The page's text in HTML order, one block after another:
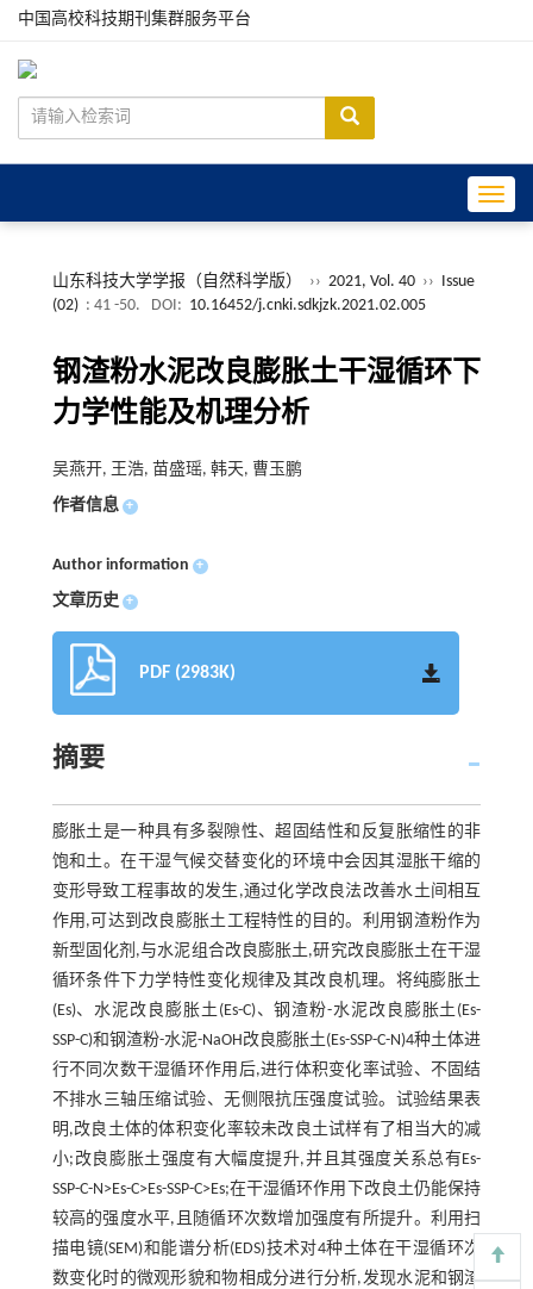
中国高校科技期刊集群服务平台
山东科技大学学报（自然科学版） ›› 2021, Vol. 40 ›› Issue
(02) : 41 -50. DOI: 10.16452/j.cnki.sdkjzk.2021.02.005
钢渣粉水泥改良膨胀土干湿循环下
力学性能及机理分析
吴燕开, 王浩, 苗盛瑶, 韩天, 曹玉鹏
作者信息 +
Author information +
文章历史 +
PDF (2983K)
摘要
膨胀土是一种具有多裂隙性、超固结性和反复胀缩性的非
饱和土。在干湿气候交替变化的环境中会因其湿胀干缩的
变形导致工程事故的发生,通过化学改良法改善水土间相互
作用,可达到改良膨胀土工程特性的目的。利用钢渣粉作为
新型固化剂,与水泥组合改良膨胀土,研究改良膨胀土在干湿
循环条件下力学特性变化规律及其改良机理。将纯膨胀土
(Es)、水泥改良膨胀土(Es-C)、钢渣粉-水泥改良膨胀土(Es-
SSP-C)和钢渣粉-水泥-NaOH改良膨胀土(Es-SSP-C-N)4种土体进
行不同次数干湿循环作用后,进行体积变化率试验、不固结
不排水三轴压缩试验、无侧限抗压强度试验。试验结果表
明,改良土体的体积变化率较未改良土试样有了相当大的减
小;改良膨胀土强度有大幅度提升,并且其强度关系总有Es-
SSP-C-N>Es-C>Es-SSP-C>Es;在干湿循环作用下改良土仍能保持
较高的强度水平,且随循环次数增加强度有所提升。利用扫
描电镜(SEM)和能谱分析(EDS)技术对4种土体在干湿循环次
数变化时的微观形貌和物相成分进行分析,发现水泥和钢渣